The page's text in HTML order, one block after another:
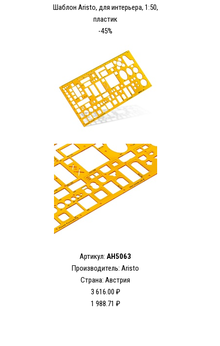
Шаблон Aristo, для интерьера, 1:50,
пластик
-45%
Артикул: AH5063
Производитель: Aristo
Страна: Австрия
3 616.00 ₽
1 988.71 ₽